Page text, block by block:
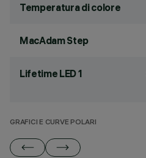
Temperatura di colore
MacAdam Step
Lifetime LED 1
GRAFICI E CURVE POLARI